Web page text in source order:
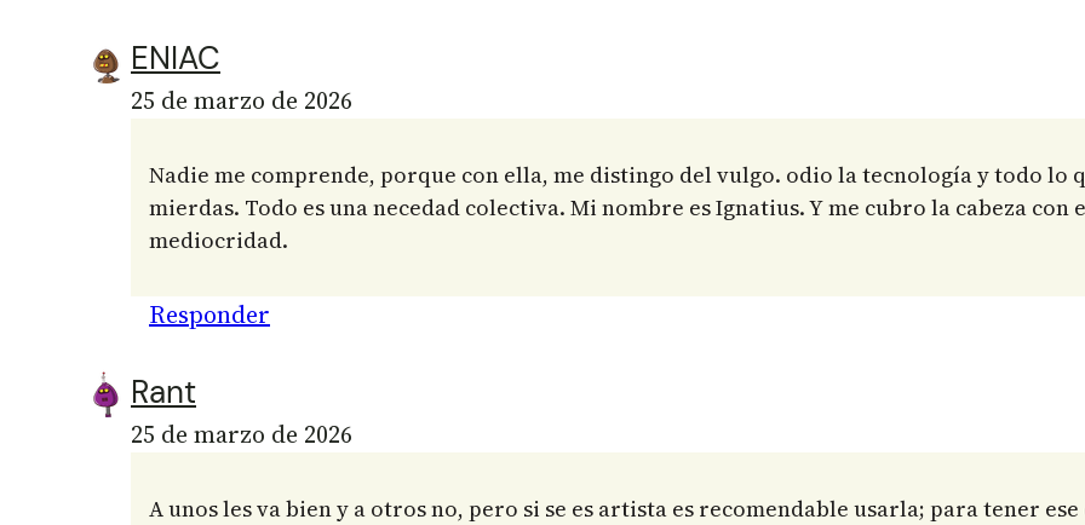
ENIAC
25 de marzo de 2026
Nadie me comprende, porque con ella, me distingo del vulgo. odio la tecnología y todo lo
mierdas. Todo es una necedad colectiva. Mi nombre es Ignatius. Y me cubro la cabeza
mediocridad.
Responder
Rant
25 de marzo de 2026
A unos les va bien y a otros no, pero si se es artista es recomendable usarla; para tener